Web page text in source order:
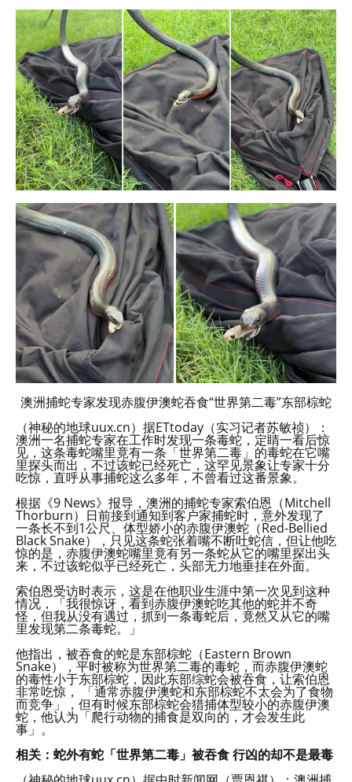
澳洲捕蛇专家发现赤腹伊澳蛇吞食“世界第二毒”东部棕蛇
（神秘的地球uux.cn）据ETtoday（实习记者苏敏祯）：
澳洲一名捕蛇专家在工作时发现一条毒蛇，定睛一看后惊
见，这条毒蛇嘴里竟有一条「世界第二毒」的毒蛇在它嘴
里探头而出，不过该蛇已经死亡，这罕见景象让专家十分
吃惊，直呼从事捕蛇这么多年，不曾看过这番景象。
根据《9 News》报导，澳洲的捕蛇专家索伯恩（Mitchell
Thorburn）日前接到通知到客户家捕蛇时，意外发现了
一条长不到1公尺、体型娇小的赤腹伊澳蛇（Red-Bellied
Black Snake），只见这条蛇张着嘴不断吐蛇信，但让他吃
惊的是，赤腹伊澳蛇嘴里竟有另一条蛇从它的嘴里探出头
来，不过该蛇似乎已经死亡，头部无力地垂挂在外面。
索伯恩受访时表示，这是在他职业生涯中第一次见到这种
情况，「我很惊讶，看到赤腹伊澳蛇吃其他的蛇并不奇
怪，但我从没有遇过，抓到一条毒蛇后，竟然又从它的嘴
里发现第二条毒蛇。」
他指出，被吞食的蛇是东部棕蛇（Eastern Brown
Snake），平时被称为世界第二毒的毒蛇，而赤腹伊澳蛇
的毒性小于东部棕蛇，因此东部综蛇会被吞食，让索伯恩
非常吃惊， 「通常赤腹伊澳蛇和东部棕蛇不太会为了食物
而竞争」，但有时候东部棕蛇会猎捕体型较小的赤腹伊澳
蛇，他认为「爬行动物的捕食是双向的，才会发生此
事」。
相关：蛇外有蛇「世界第二毒」被吞食 行凶的却不是最毒